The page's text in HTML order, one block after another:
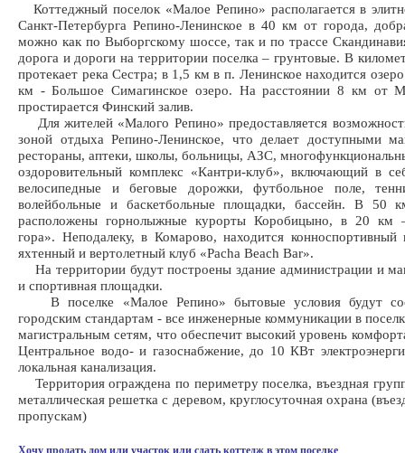
Коттеджный поселок «Малое Репино» располагается в
Санкт-Петербурга Репино-Ленинское в 40 км от города,
можно как по Выборгскому шоссе, так и по трассе
дорога и дороги на территории поселка – грунтовые. В
протекает река Сестра; в 1,5 км в п. Ленинское находится
км - Большое Симагинское озеро. На расстоянии 8 км от
простирается Финский залив.
Для жителей «Малого Репино» предоставляется
зоной отдыха Репино-Ленинское, что делает доступными
рестораны, аптеки, школы, больницы, АЗС,
оздоровительный комплекс «Кантри-клуб», включающий в
велосипедные и беговые дорожки, футбольное поле,
волейбольные и баскетбольные площадки, бассейн. В 50
расположены горнолыжные курорты Коробицыно, в 20 км
гора». Неподалеку, в Комарово, находится конноспортивный
яхтенный и вертолетный клуб «Pacha Beach Bar».
На территории будут построены здание администрации и
и спортивная площадки.
В поселке «Малое Репино» бытовые условия будут
городским стандартам - все инженерные коммуникации в
магистральным сетям, что обеспечит высокий уровень
Центральное водо- и газоснабжение, до 10 КВт
локальная канализация.
Территория ограждена по периметру поселка, въездная
металлическая решетка с деревом, круглосуточная охрана
пропускам)
Хочу продать дом или участок или сдать коттедж в этом поселке